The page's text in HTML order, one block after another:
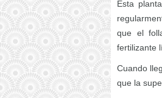
Esta
que el
fertilizante
Cuando
que la